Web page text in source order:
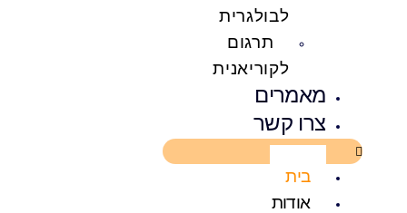
לבולגרית
תרגום
לקוריאנית
מאמרים
צרו קשר
בית
אודות